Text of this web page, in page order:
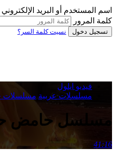
اسم المستخدم أو البريد الإلكتروني
كلمة المرور
تسجيل دخول نسيت كلمة السر؟
فيديو ايلول
مسلسلات عربية مسلسلات
مسلسل حامض حلو 7 الحلقة 25 الخامسة
41:16